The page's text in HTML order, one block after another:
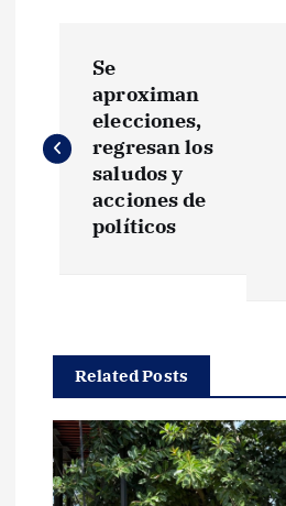
v
c
ó
Se
aproximan
elecciones,
regresan los
saludos y
acciones de
políticos
Related Posts